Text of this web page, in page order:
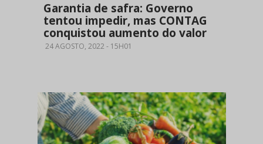
Garantia de safra: Governo
tentou impedir, mas CONTAG
conquistou aumento do valor
24 AGOSTO, 2022 - 15H01